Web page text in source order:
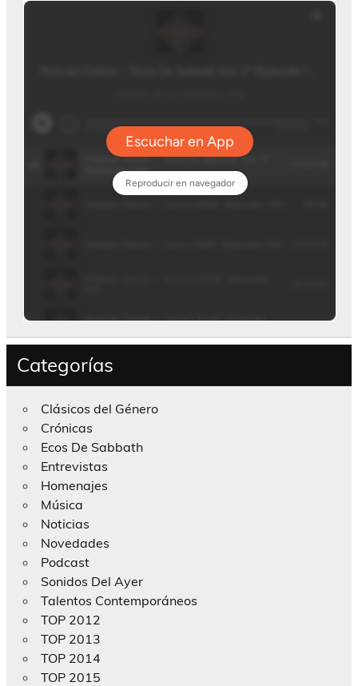
Categorías
Clásicos del Género
Crónicas
Ecos De Sabbath
Entrevistas
Homenajes
Música
Noticias
Novedades
Podcast
Sonidos Del Ayer
Talentos Contemporáneos
TOP 2012
TOP 2013
TOP 2014
TOP 2015